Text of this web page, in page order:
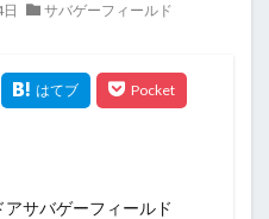
サバゲーフィールド
サバゲーフィールド